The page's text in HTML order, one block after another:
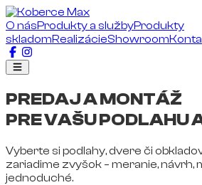
O násProdukty a službyProdukty
skladomRealizácieShowroom
PREDAJ A MONTÁŽ
PRE VAŠU PODLAHU
Vyberte si podlahy, dvere či
zariadime zvyšok – meranie, návrh,
jednoduché.